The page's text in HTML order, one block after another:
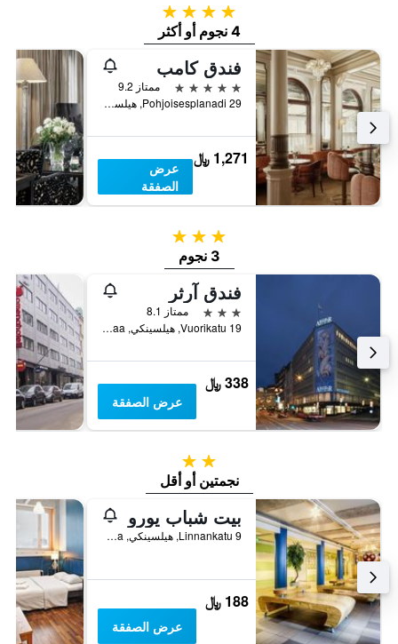
4 نجوم
4 نجوم أو أكثر
فندق كامب
5 نجوم
ممتاز 9.2
Pohjoisesplanadi 29, هيلسينكي, Uusimaa, فنلندا
1,271 ﷼
عرض
الصفقة
3 نجوم
3 نجوم
فندق آرثر
3 نجوم
ممتاز 8.1
Vuorikatu 19, هيلسينكي, Uusimaa, فنلندا
338 ﷼
عرض الصفقة
2 نجمتين
نجمتين أو أقل
بيت شباب يورو
Linnankatu 9, هيلسينكي, Uusimaa, فنلندا
188 ﷼
عرض الصفقة